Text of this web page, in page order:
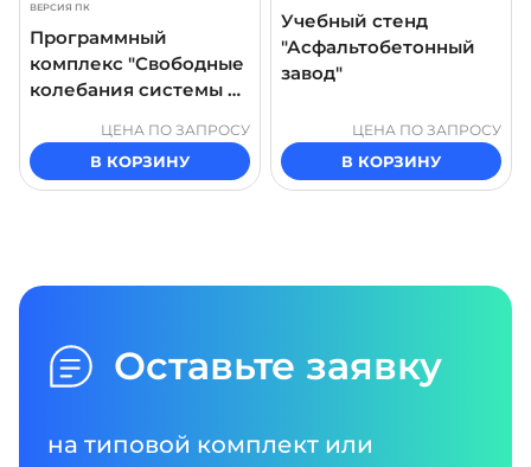
ВЕРСИЯ ПК
Программный
комплекс "Свободные
колебания системы с
свободы"
ЦЕНА ПО ЗАПРОСУ
В КОРЗИНУ
Учебный стенд
"Асфальтобетонный
завод"
ЦЕНА ПО ЗАПРОСУ
В КОРЗИНУ
Оставьте заявку
на типовой комплект или